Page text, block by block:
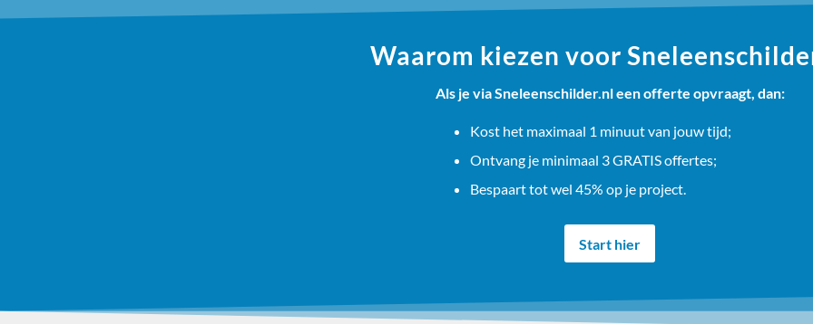
Waarom kiezen voor
Als je via Sneleenschilder.nl een offerte opvraagt, dan:
Kost het maximaal 1 minuut van jouw tijd;
Ontvang je minimaal 3 GRATIS offertes;
Bespaart tot wel 45% op je project.
Start hier